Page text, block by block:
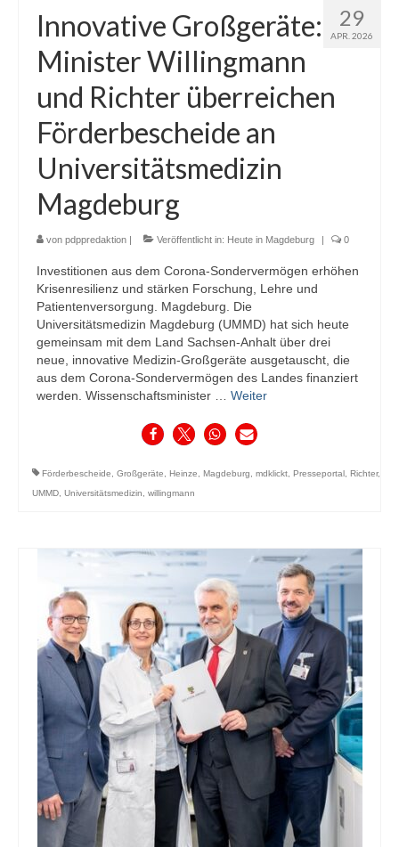
29
APR. 2026
Innovative Großgeräte:
Minister Willingmann
und Richter überreichen
Förderbescheide an
Universitätsmedizin
Magdeburg
von pdppredaktion | Veröffentlicht in: Heute in Magdeburg | 0
Investitionen aus dem Corona-Sondervermögen erhöhen
Krisenresilienz und stärken Forschung, Lehre und
Patientenversorgung. Magdeburg. Die
Universitätsmedizin Magdeburg (UMMD) hat sich heute
gemeinsam mit dem Land Sachsen-Anhalt über drei
neue, innovative Medizin-Großgeräte ausgetauscht, die
aus dem Corona-Sondervermögen des Landes finanziert
werden. Wissenschaftsminister … Weiter
Förderbescheide Großgeräte Heinze Magdeburg mdklickt Presseportal Richter,
UMMD Universitätsmedizin willingmann